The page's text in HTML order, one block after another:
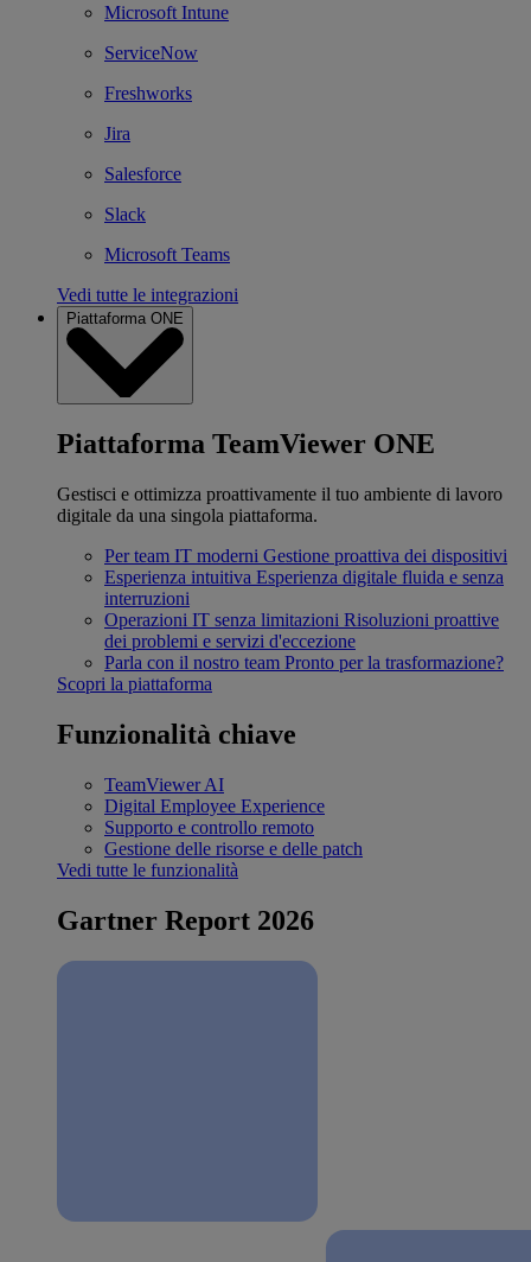
Microsoft Intune
ServiceNow
Freshworks
Jira
Salesforce
Slack
Microsoft Teams
Vedi tutte le integrazioni
Piattaforma ONE
Piattaforma TeamViewer ONE
Gestisci e ottimizza proattivamente il tuo ambiente di lavoro
digitale da una singola piattaforma.
Per team IT moderni Gestione proattiva dei dispositivi
Esperienza intuitiva Esperienza digitale fluida e senza
interruzioni
Operazioni IT senza limitazioni Risoluzioni proattive
dei problemi e servizi d'eccezione
Parla con il nostro team Pronto per la trasformazione?
Scopri la piattaforma
Funzionalità chiave
TeamViewer AI
Digital Employee Experience
Supporto e controllo remoto
Gestione delle risorse e delle patch
Vedi tutte le funzionalità
Gartner Report 2026